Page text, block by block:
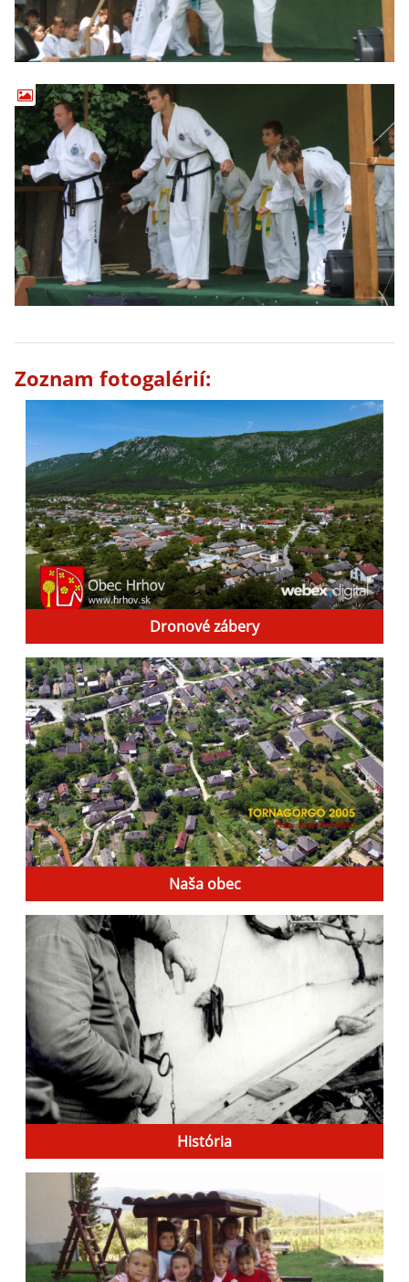
Zoznam fotogalérií:
Dronové zábery
Naša obec
História